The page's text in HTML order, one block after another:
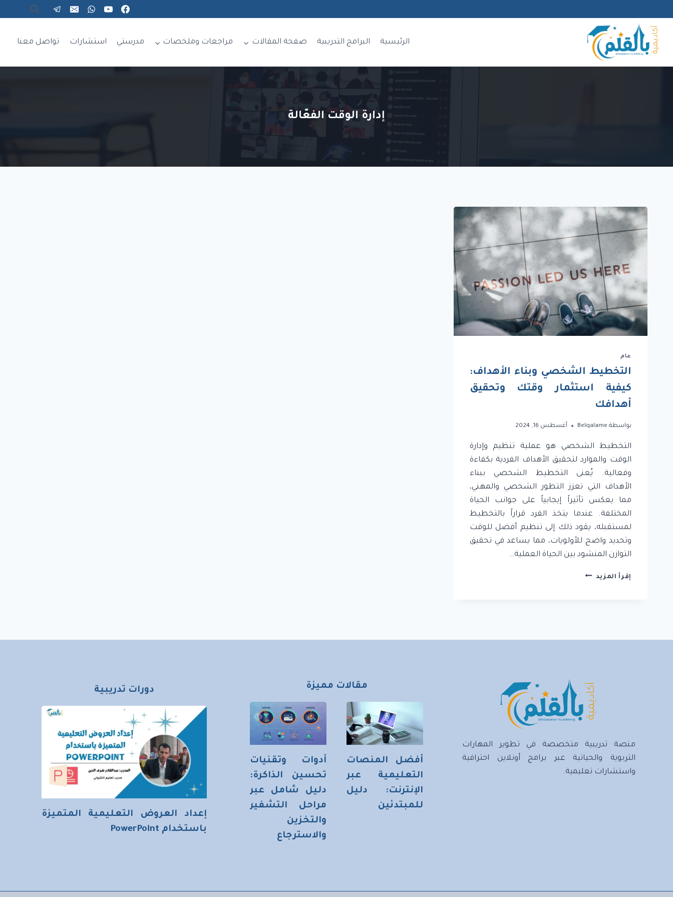
إلى
المحتوى
الرئيسية
البرامج التدريبية صفحة المقالات مراجعات وملخصات مدرستي استشارات تواصل معنا
إدارة الوقت الفعّالة
عام
التخطيط الشخصي وبناء الأهداف:
كيفية استثمار وقتك وتحقيق
أهدافك
بواسطة Belqalame أغسطس 16, 2024
التخطيط الشخصي هو عملية تنظيم وإدارة
الوقت والموارد لتحقيق الأهداف الفردية بكفاءة
وفعالية. يُعنى التخطيط الشخصي ببناء
الأهداف التي تعزز التطور الشخصي والمهني،
مما يعكس تأثيراً إيجابياً على جوانب الحياة
المختلفة. عندما يتخذ الفرد قراراً بالتخطيط
لمستقبله، يقود ذلك إلى تنظيم أفضل للوقت
وتحديد واضح للأولويات، مما يساعد في تحقيق
التوازن المنشود بين الحياة العملية…
إقرأ المزيد التخطيط
منصة تدريبية متخصصة في تطوير المهارات
التربوية والحياتية عبر برامج أونلاين احترافية
واستشارات تعليمية.
مقالات مميزة
أفضل المنصات
التعليمية عبر
الإنترنت: دليل
للمبتدئين
أدوات وتقنيات
تحسين الذاكرة:
دليل شامل عبر
مراحل التشفير
والتخزين
والاسترجاع
دورات تدريبية
إعداد العروض التعليمية المتميزة
باستخدام PowerPoint